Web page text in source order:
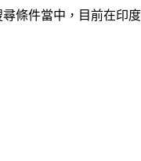
條件當中，目前在印